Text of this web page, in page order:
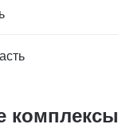
комплексы